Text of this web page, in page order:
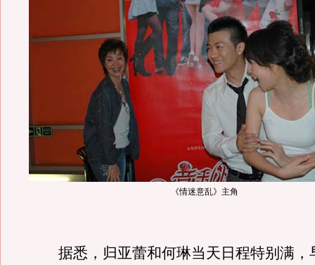
《情迷意乱》主角
据悉，归亚蕾和何琳当天日程特别满，